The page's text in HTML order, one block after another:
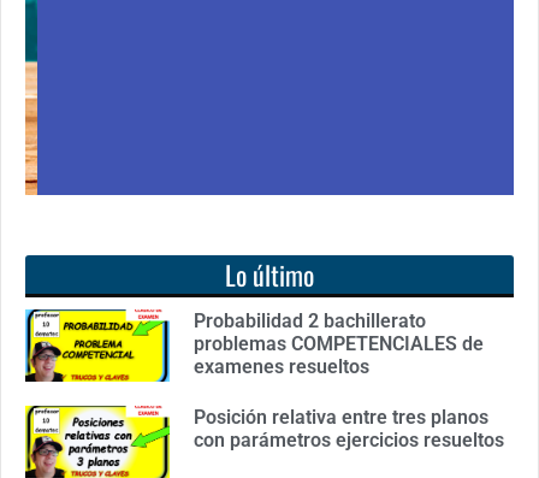
Lo último
Probabilidad 2 bachillerato
problemas COMPETENCIALES de
examenes resueltos
Posición relativa entre tres planos
con parámetros ejercicios resueltos